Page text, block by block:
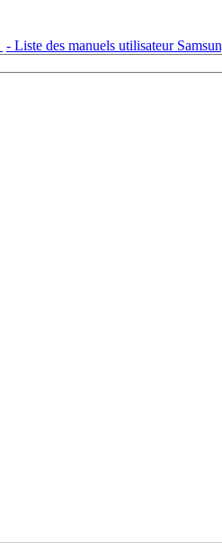
- Liste des manuels utilisateur